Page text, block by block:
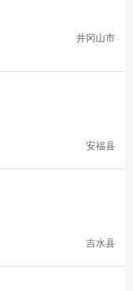
井冈山市
安福县
吉水县